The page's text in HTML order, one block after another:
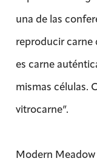
una de las
reproducir carne
es carne
mismas células.
vitrocarne”.
Modern